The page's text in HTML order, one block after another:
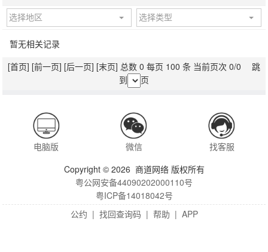
选择地区 选择类型
暂无相关记录
[首页] [前一页] [后一页] [末页] 总数 0 每页 100 条 当前页次 0/0 跳
到
页
电脑版 微信
找客服
Copyright © 2026 商道网络 版权所有
粤公网安备44090202000110号
粤ICP备14018042号
公约 | 找回查询码 | 帮助 | APP